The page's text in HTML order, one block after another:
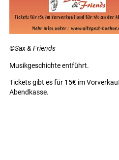
©Sax & Friends
Musikgeschichte entführt.
Tickets gibt es für 15€ im
Abendkasse.